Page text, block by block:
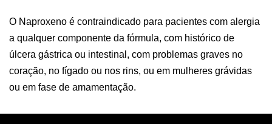
O Naproxeno é contraindicado para pacientes com alergia
a qualquer componente da fórmula, com histórico de
úlcera gástrica ou intestinal, com problemas graves no
coração, no fígado ou nos rins, ou em mulheres grávidas
ou em fase de amamentação.